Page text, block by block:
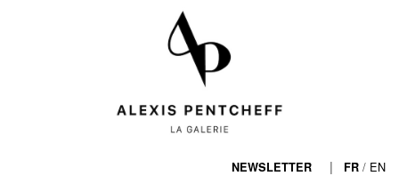
NEWSLETTER | FR / EN